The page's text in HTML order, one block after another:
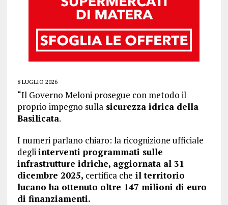
8 LUGLIO 2026
“Il Governo Meloni prosegue con metodo il
proprio impegno sullasicurezza idrica della
Basilicata.
I numeri parlano chiaro: la ricognizione ufficiale
degliinterventi programmati sulle
infrastrutture idriche, aggiornata al 31
dicembre 2025, certifica che il territorio
lucano ha ottenuto oltre 147 milioni di euro
di finanziamenti.